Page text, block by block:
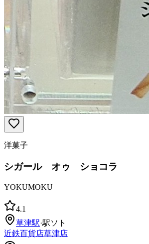
洋菓子
シガール オゥ ショコラ
YOKUMOKU
4.1
草津駅·駅ソト
近鉄百貨店草津店